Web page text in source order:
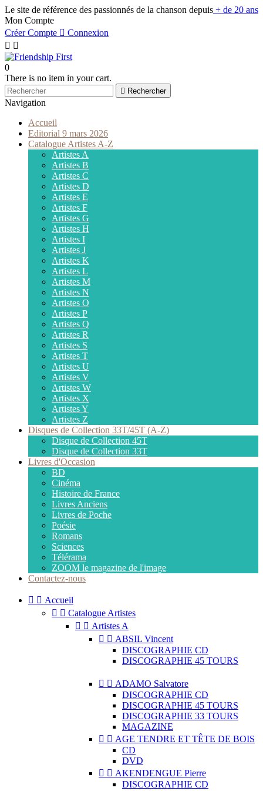
Le site de référence des passionnés de la chanson depuis + de 20 ans
Mon Compte
Créer Compte  Connexion
 
0
There is no item in your cart.
 Rechercher
Navigation
Accueil
Editorial 9 mars 2026
Catalogue Artistes A-Z
Artistes A
Artistes B
Artistes C
Artistes D
Artistes E
Artistes F
Artistes G
Artistes H
Artistes I
Artistes J
Artistes K
Artistes L
Artistes M
Artistes N
Artistes O
Artistes P
Artistes Q
Artistes R
Artistes S
Artistes T
Artistes U
Artistes V
Artistes W
Artistes X
Artistes Y
Artistes Z
Disques de Collection 33T/45T (A-Z)
Disque de Collection 45T
Disque de Collection 33T
Livres d'Occasion
BD
Cinéma
Histoire de France
Livres Anciens
Livres de Poche
Poésie
Romans
Sciences
Télérama
ZOOM le magazine de l'image
Contactez-nous
  Accueil
  Catalogue Artistes
  Artistes A
  ABSIL Vincent
DISCOGRAPHIE CD
DISCOGRAPHIE 45 TOURS
  ADAMO Salvatore
DISCOGRAPHIE CD
DISCOGRAPHIE 45 TOURS
DISCOGRAPHIE 33 TOURS
MAGAZINE
  AGE TENDRE ET TÊTE DE BOIS
CD
DVD
  AKENDENGUE Pierre
DISCOGRAPHIE CD